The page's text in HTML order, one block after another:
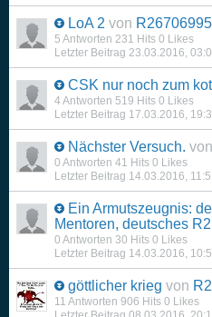
LoA 2 von R26706995
5 Antworten 231 Hits 0 Likes
Letzter Beitrag 23.03.2016,
CSK nur noch zum
4 Antworten 519 Hits 0 Likes
Letzter Beitrag 17.03.2016,
Nächster Versuch. von
0 Antworten 41 Hits 0 Likes
Letzter Beitrag 14.03.2016,
Ein Armutszeugnis:
Mentoren, deutsches R2
0 Antworten 30 Hits 0 Likes
Letzter Beitrag 14.03.2016,
göttlicher krieg von
11 Antworten 906 Hits 0 Likes